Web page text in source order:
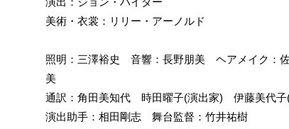
美術・衣裳：リリー・アーノルド
照明：三澤裕史 音響：長野朋美 ヘアメイク：
美
通訳：角田美知代 時田曜子(演出家) 伊藤美代
演出助手：相田剛志 舞台監督：竹井祐樹